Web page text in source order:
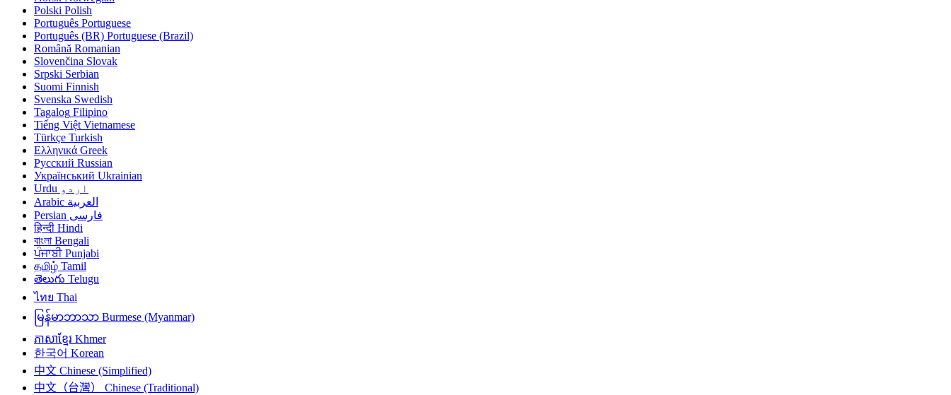
Polski Polish
Português Portuguese
Português (BR) Portuguese (Brazil)
Română Romanian
Slovenčina Slovak
Srpski Serbian
Suomi Finnish
Svenska Swedish
Tagalog Filipino
Tiếng Việt Vietnamese
Türkçe Turkish
Ελληνικά Greek
Русский Russian
Український Ukrainian
اردو Urdu
العربية Arabic
فارسی Persian
हिन्दी Hindi
বাংলা Bengali
ਪੰਜਾਬੀ Punjabi
தமிழ் Tamil
తెలుగు Telugu
ไทย Thai
မြန်မာဘာသာ Burmese (Myanmar)
ភាសាខ្មែរ Khmer
한국어 Korean
中文 Chinese (Simplified)
中文（台灣）
Chinese (Traditional)